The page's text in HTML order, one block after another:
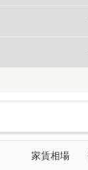
家賃相場